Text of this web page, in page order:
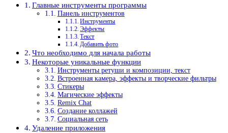
Главные инструменты программы
Панель инструментов
Инструменты
Эффекты
Текст
Добавить фото
Что необходимо для начала работы
Некоторые уникальные функции
Инструменты ретуши и композиции, текст
Встроенная камера, эффекты и творческие фильтры
Стикеры
Магические эффекты
Remix Chat
Создание коллажей
Социальная сеть
Удаление приложения